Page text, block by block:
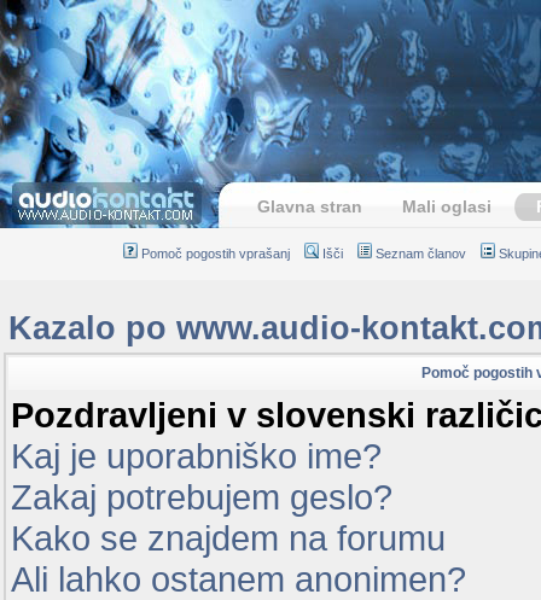
Glavna stran Mali oglasi
Pomoč pogostih vprašanj Išči Seznam članov
Kazalo po www.audio-
Pomoč pogostih
Pozdravljeni v slovenski
Kaj je uporabniško ime?
Zakaj potrebujem geslo?
Kako se znajdem na forumu
Ali lahko ostanem anonimen?